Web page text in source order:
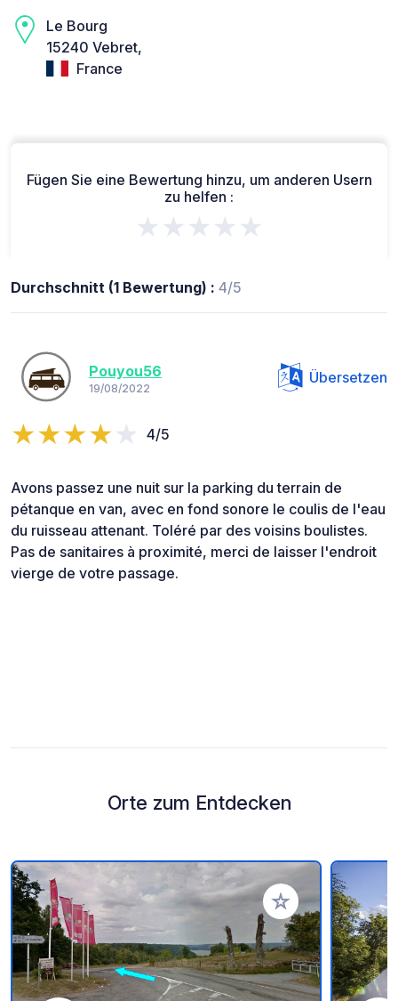
Le Bourg
15240 Vebret,
France
Fügen Sie eine Bewertung hinzu, um anderen Usern
zu helfen :
★★★★★
Durchschnitt (1 Bewertung) : 4/5
Pouyou56
19/08/2022
Übersetzen
4/5
Avons passez une nuit sur la parking du terrain de
pétanque en van, avec en fond sonore le coulis de l'eau
du ruisseau attenant. Toléré par des voisins boulistes.
Pas de sanitaires à proximité, merci de laisser l'endroit
vierge de votre passage.
Orte zum Entdecken
Zu Ihren Favoriten